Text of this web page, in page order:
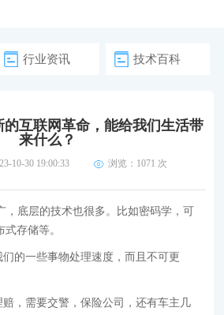
行业资讯 技术百科
的互联网革命，能给我们生活带
来什么？
10-30 19:00:33 浏览： 1071 次
，底层的技术也很多。比如密码学，可
存储等。
的一些事物处理速度，而且不可更
赔，需要交警，保险公司，还有车主几